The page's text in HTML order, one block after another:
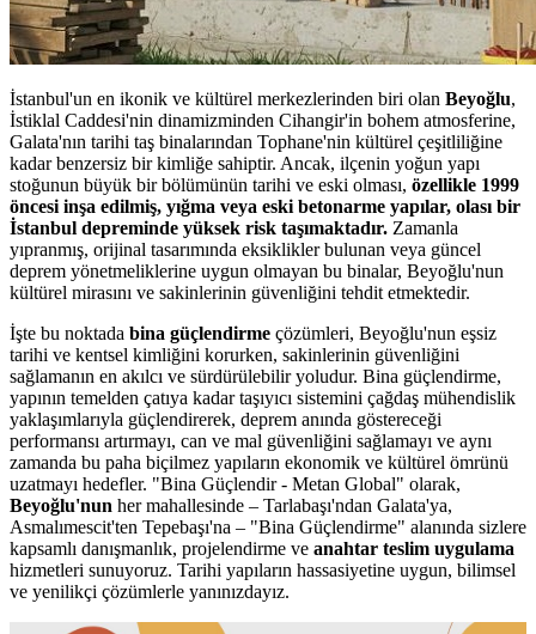
İstanbul'un en ikonik ve kültürel merkezlerinden biri olan Beyoğlu,
İstiklal Caddesi'nin dinamizminden Cihangir'in bohem atmosferine,
Galata'nın tarihi taş binalarından Tophane'nin kültürel çeşitliliğine
kadar benzersiz bir kimliğe sahiptir. Ancak, ilçenin yoğun yapı
stoğunun büyük bir bölümünün tarihi ve eski olması, özellikle 1999
öncesi inşa edilmiş, yığma veya eski betonarme yapılar, olası bir
İstanbul depreminde yüksek risk taşımaktadır. Zamanla
yıpranmış, orijinal tasarımında eksiklikler bulunan veya güncel
deprem yönetmeliklerine uygun olmayan bu binalar, Beyoğlu'nun
kültürel mirasını ve sakinlerinin güvenliğini tehdit etmektedir.
İşte bu noktada bina güçlendirme çözümleri, Beyoğlu'nun eşsiz
tarihi ve kentsel kimliğini korurken, sakinlerinin güvenliğini
sağlamanın en akılcı ve sürdürülebilir yoludur. Bina güçlendirme,
yapının temelden çatıya kadar taşıyıcı sistemini çağdaş mühendislik
yaklaşımlarıyla güçlendirerek, deprem anında göstereceği
performansı artırmayı, can ve mal güvenliğini sağlamayı ve aynı
zamanda bu paha biçilmez yapıların ekonomik ve kültürel ömrünü
uzatmayı hedefler. "Bina Güçlendir - Metan Global" olarak,
Beyoğlu'nun her mahallesinde – Tarlabaşı'ndan Galata'ya,
Asmalımescit'ten Tepebaşı'na – "Bina Güçlendirme" alanında sizlere
kapsamlı danışmanlık, projelendirme ve anahtar teslim uygulama
hizmetleri sunuyoruz. Tarihi yapıların hassasiyetine uygun, bilimsel
ve yenilikçi çözümlerle yanınızdayız.